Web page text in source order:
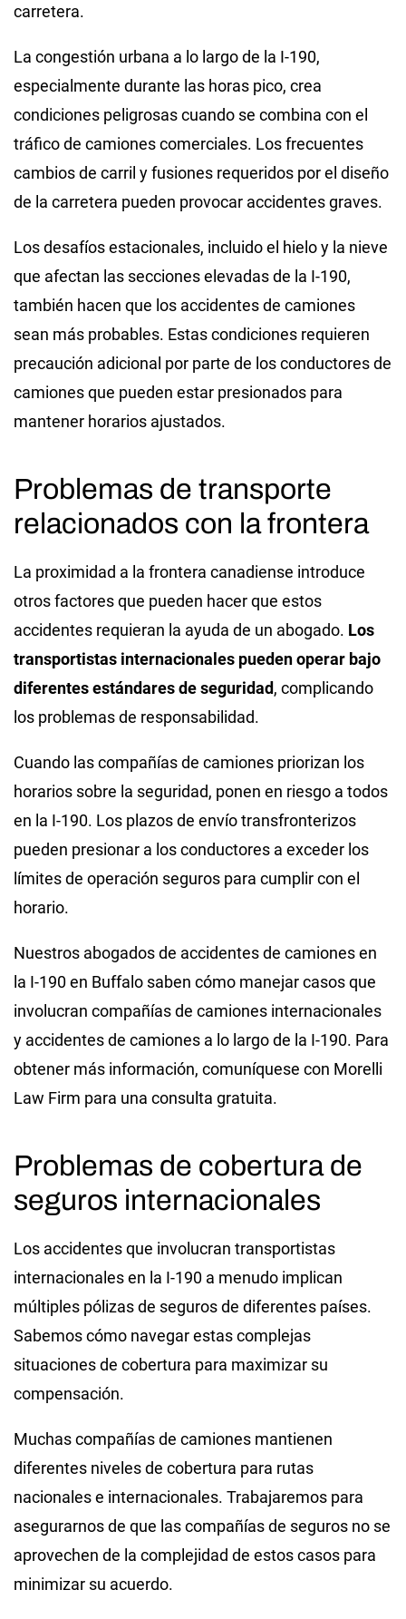
carretera.
La congestión urbana a lo largo de la I-190,
especialmente durante las horas pico, crea
condiciones peligrosas cuando se combina con el
tráfico de camiones comerciales. Los frecuentes
cambios de carril y fusiones requeridos por el diseño
de la carretera pueden provocar accidentes graves.
Los desafíos estacionales, incluido el hielo y la nieve
que afectan las secciones elevadas de la I-190,
también hacen que los accidentes de camiones
sean más probables. Estas condiciones requieren
precaución adicional por parte de los conductores de
camiones que pueden estar presionados para
mantener horarios ajustados.
Problemas de transporte
relacionados con la frontera
La proximidad a la frontera canadiense introduce
otros factores que pueden hacer que estos
accidentes requieran la ayuda de un abogado. Los
transportistas internacionales pueden operar bajo
diferentes estándares de seguridad, complicando
los problemas de responsabilidad.
Cuando las compañías de camiones priorizan los
horarios sobre la seguridad, ponen en riesgo a todos
en la I-190. Los plazos de envío transfronterizos
pueden presionar a los conductores a exceder los
límites de operación seguros para cumplir con el
horario.
Nuestros abogados de accidentes de camiones en
la I-190 en Buffalo saben cómo manejar casos que
involucran compañías de camiones internacionales
y accidentes de camiones a lo largo de la I-190. Para
obtener más información, comuníquese con Morelli
Law Firm para una consulta gratuita.
Problemas de cobertura de
seguros internacionales
Los accidentes que involucran transportistas
internacionales en la I-190 a menudo implican
múltiples pólizas de seguros de diferentes países.
Sabemos cómo navegar estas complejas
situaciones de cobertura para maximizar su
compensación.
Muchas compañías de camiones mantienen
diferentes niveles de cobertura para rutas
nacionales e internacionales. Trabajaremos para
asegurarnos de que las compañías de seguros no se
aprovechen de la complejidad de estos casos para
minimizar su acuerdo.